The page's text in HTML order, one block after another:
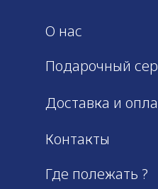
Подарочный
О нас
Контакты
Где полежать ?
Доставка и